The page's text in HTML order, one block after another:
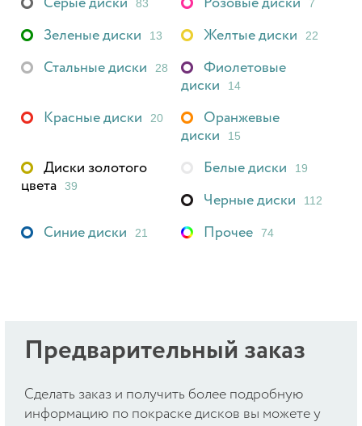
Серые диски 83 Розовые диски 7
Зеленые диски 13 Желтые диски 22
Стальные диски 28
Фиолетовые
диски
14
Красные диски 20
Оранжевые
диски
15
Диски золотого
цвета
39
Белые диски 19
Черные диски 112
Синие диски 21 Прочее 74
Предварительный заказ
Cделать заказ и получить более подробную
информацию по покраске дисков вы можете у